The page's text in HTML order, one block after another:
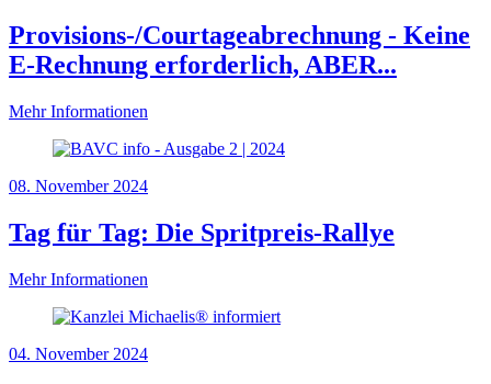
Provisions-/Courtageabrechnung - Keine
E-Rechnung erforderlich, ABER...
Mehr Informationen
08. November 2024
Tag für Tag: Die Spritpreis-Rallye
Mehr Informationen
04. November 2024